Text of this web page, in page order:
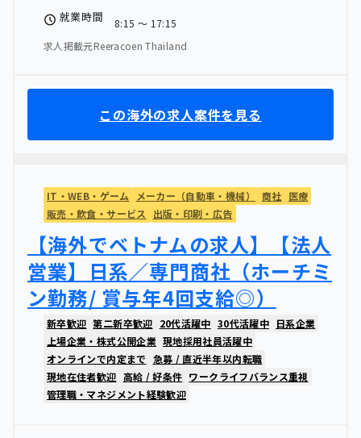
就業時間
8:15 〜 17:15
求人掲載元Reeracoen Thailand
この海外の求人案件を見る
IT・WEB・ゲーム メーカー（自動車・機械） 商社 医療
販売・飲食・サービス
出版・印刷・広告
【海外でベトナムの求人】【法人
営業】日系／専門商社（ホーチミ
ン勤務/ 賞与年4回支給◎）
新卒歓迎 第二新卒歓迎 20代活躍中 30代活躍中 日系企業
上場企業・株式公開企業 現地採用社員活躍中
オンラインで内定まで 急募 / 直近半年以内転職
現地在住者歓迎 高給 / 好条件 ワークライフバランス重視
管理職・マネジメント経験歓迎